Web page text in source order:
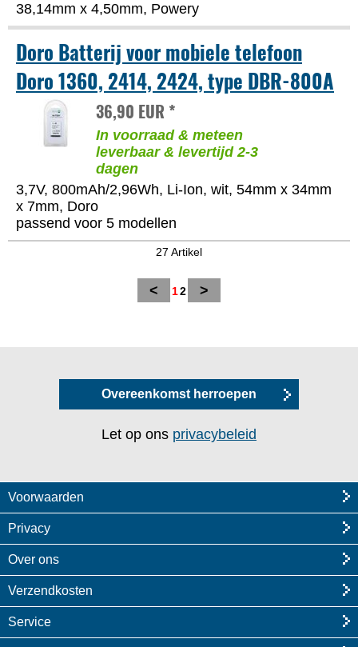
38,14mm x 4,50mm, Powery
Doro Batterij voor mobiele telefoon
Doro 1360, 2414, 2424, type DBR-800A
36,90 EUR *
In voorraad & meteen
leverbaar & levertijd 2-3
dagen
3,7V, 800mAh/2,96Wh, Li-Ion, wit, 54mm x 34mm
x 7mm, Doro
passend voor 5 modellen
27 Artikel
< 12 >
Overeenkomst herroepen
Let op ons privacybeleid
Voorwaarden
Privacy
Over ons
Verzendkosten
Service